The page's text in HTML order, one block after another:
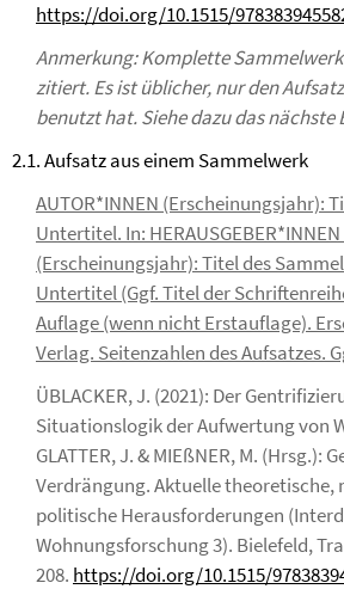
https://doi.org/10.1515/
Anmerkung:Komplette
zitiert. Es ist üblicher, nur den
benutzt hat. Siehe dazu das nächste
2.1. Aufsatz aus einem Sammelwerk
AUTOR*INNEN (Erscheinungsjahr):
Untertitel. In:
(Erscheinungsjahr): Titel des
Untertitel (Ggf. Titel der
Auflage (wenn nicht Erstauflage).
Verlag. Seitenzahlen des Aufsatzes.
ÜBLACKER, J. (2021): Der
Situationslogik der Aufwertung von
GLATTER, J. & MIEßNER, M. (Hrsg.):
Verdrängung. Aktuelle theoretische,
politische Herausforderungen
Wohnungsforschung 3). Bielefeld,
208. https://doi.org/10.1515/